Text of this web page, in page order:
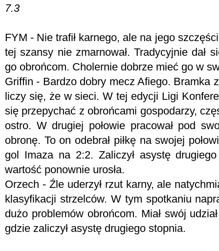
7.3
FYM - Nie trafił karnego, ale na jego
tej szansy nie zmarnował. Tradycyjnie dał
go obrońcom. Cholernie dobrze mieć go w
Griffin - Bardzo dobry mecz Afiego. Bramka
liczy się, że w sieci. W tej edycji Ligi
się przepychać z obrońcami gospodarzy,
ostro. W drugiej połowie pracował pod
obronę. To on odebrał piłkę na swojej
gol Imaza na 2:2. Zaliczył asystę
wartość ponownie urosła.
Orzech - Źle uderzył rzut karny, ale
klasyfikacji strzelców. W tym spotkaniu
dużo problemów obrońcom. Miał swój
gdzie zaliczył asystę drugiego stopnia.